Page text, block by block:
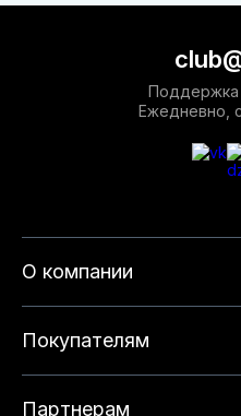
О компании
Покупателям
Партнерам
Поддержка
Ежедневно,